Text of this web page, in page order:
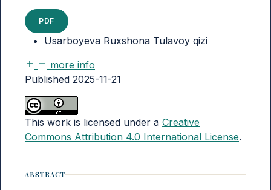
PDF
Usarboyeva Ruxshona Tulavoy qizi
more info
Published 2025-11-21
This work is licensed under a Creative
Commons Attribution 4.0 International License.
ABSTRACT